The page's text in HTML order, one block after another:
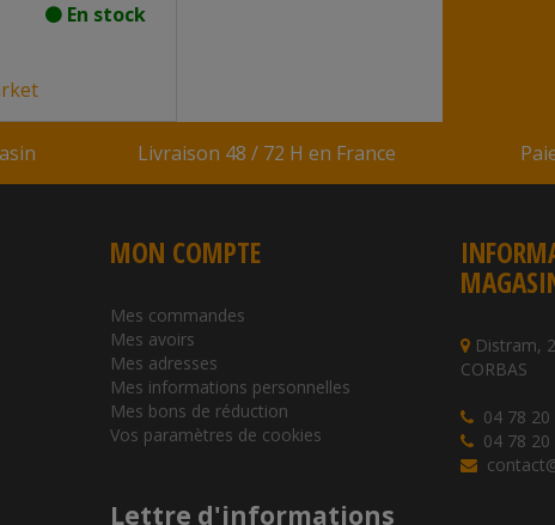
En stock
Livraison 48 / 72 H en France
MON COMPTE
Mes commandes
Mes avoirs
Mes adresses
Mes informations personnelles
Mes bons de réduction
Vos paramètres de cookies
Distram,
CORBAS
04 78 20
04 78
Lettre d'informations